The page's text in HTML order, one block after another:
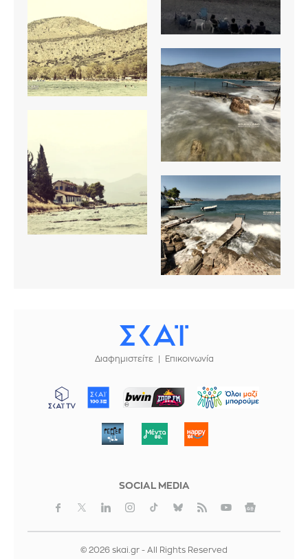
Διαφημιστείτε Επικοινωνία
ΜΠΟΡΟΥΜΕ
SOCIAL MEDIA
© 2026 skai.gr - All Rights Reserved